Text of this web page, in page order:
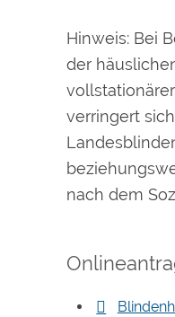
Hinweis: Bei
der
verringert
nach dem